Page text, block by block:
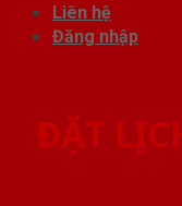
Liên hệ
Đăng nhập
ĐẶT